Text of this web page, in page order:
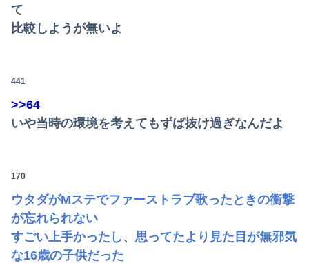
て
比較しようが無いよ
441
>>64
いや当時の環境を考えてもずば抜け過ぎなんだよ
170
ウタダがMステでファーストラブ歌ったときの衝撃
が忘れられない
すごい上手かったし、思ってたより見た目が無邪気
な16歳の子供だった